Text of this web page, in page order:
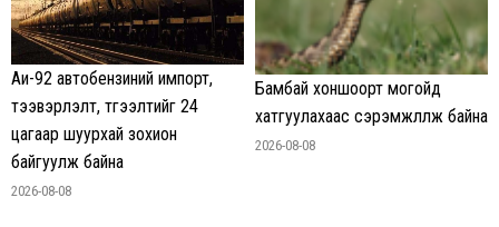
Аи-92 автобензиний импорт,
тээвэрлэлт, түгээлтийг 24
цагаар шуурхай зохион
байгуулж байна
2026-08-08
Бамбай хоншоорт могойд
хатгуулахаас сэрэмжлүүлж байна
2026-08-08